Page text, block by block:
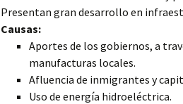
Presentan gran desarrollo en
Causas:
Aportes de los gobiernos, a
manufacturas locales.
Afluencia de inmigrantes y
Uso de energía hidroeléctrica.